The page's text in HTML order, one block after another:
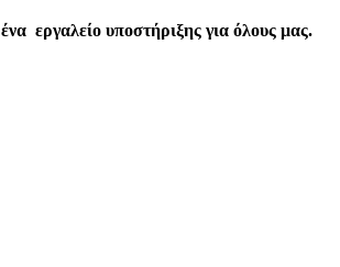
εργαλείο υποστήριξης για όλους μας.